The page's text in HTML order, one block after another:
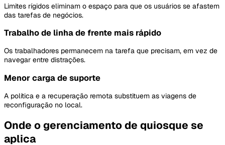
Limites rígidos eliminam o espaço para que os usuários se afastem
das tarefas de negócios.
Trabalho de linha de frente mais rápido
Os trabalhadores permanecem na tarefa que precisam, em vez de
navegar entre distrações.
Menor carga de suporte
A política e a recuperação remota substituem as viagens de
reconfiguração no local.
Onde o gerenciamento de quiosque se
aplica